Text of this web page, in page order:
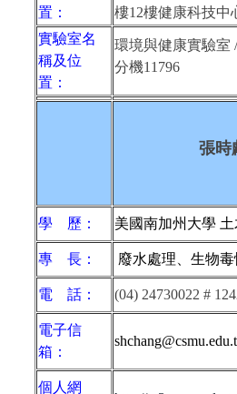
置：
樓12樓健康科技中
實驗室名
稱及位
置：
環境與健康實驗室
分機11796
張時
學 歷： 美國南加州大學
專 長： 廢水處理、生物
電 話： (04) 24730022 #
電子信
箱：
個人網